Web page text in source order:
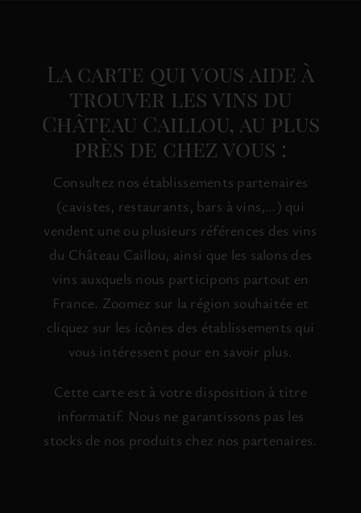
OFFRIR UNE EXPERIENCE
BOUTIQUE EN LIGNE
ACTUALITÉS
CONTACT
MON PANIER
La carte qui vous aide à
trouver les vins du
Château Caillou, au plus
près de chez vous :
Consultez nos établissements partenaires
(cavistes, restaurants, bars à vins,…) qui
vendent une ou plusieurs références des vins
du Château Caillou, ainsi que les salons des
vins auxquels nous participons partout en
France. Zoomez sur la région souhaitée et
cliquez sur les icônes des établissements qui
vous intéressent pour en savoir plus.
Cette carte est à votre disposition à titre
informatif. Nous ne garantissons pas les
stocks de nos produits chez nos partenaires.